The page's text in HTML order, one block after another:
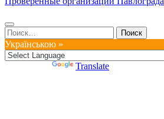
Найти:
Українською »
Translate